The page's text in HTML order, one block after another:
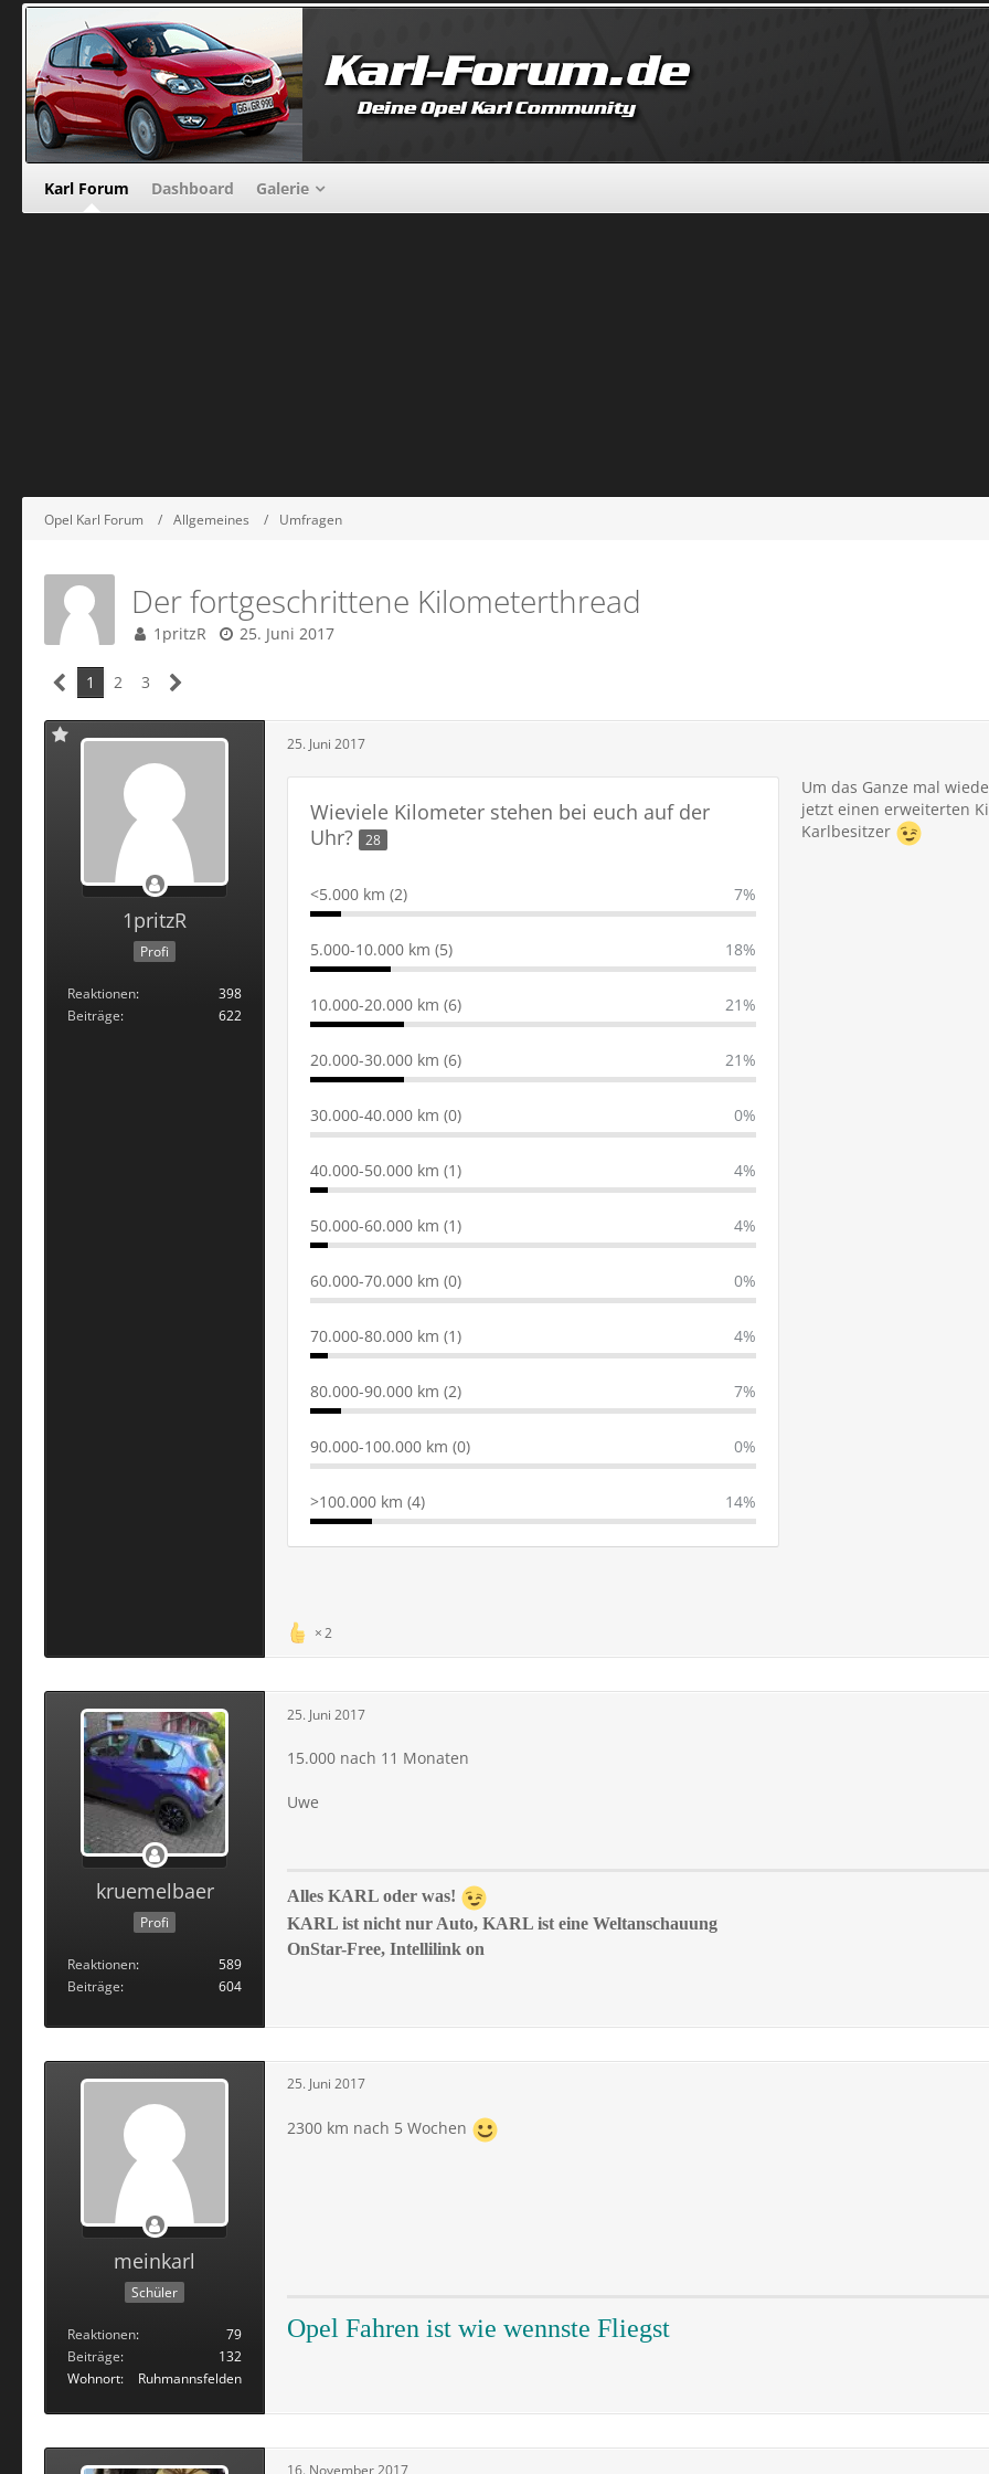
Karl Forum Dashboard Galerie
Opel Karl Forum Allgemeines Umfragen
Der fortgeschrittene Kilometerthread
1pritzR 25. Juni 2017
1 2 3
1pritzR
Profi
Reaktionen
398
Beiträge
622
25. Juni 2017
Wieviele Kilometer stehen bei euch auf der
Uhr?
28
<5.000 km (2) 7%
5.000-10.000 km (5) 18%
10.000-20.000 km (6) 21%
20.000-30.000 km (6) 21%
30.000-40.000 km (0) 0%
40.000-50.000 km (1) 4%
50.000-60.000 km (1) 4%
60.000-70.000 km (0) 0%
70.000-80.000 km (1) 4%
80.000-90.000 km (2) 7%
90.000-100.000 km (0) 0%
>100.000 km (4) 14%
Um das Ganze mal
jetzt einen erweiterten
Karlbesitzer
2
kruemelbaer
Profi
Reaktionen
589
Beiträge
604
25. Juni 2017
15.000 nach 11 Monaten
Uwe
Alles KARL oder was!
KARL ist nicht nur Auto, KARL ist eine Weltanschauung
OnStar-Free, Intellilink on
meinkarl
Schüler
Reaktionen
79
Beiträge
132
Wohnort
Ruhmannsfelden
25. Juni 2017
2300 km nach 5 Wochen
Opel Fahren ist wie wennste Fliegst
16. November 2017